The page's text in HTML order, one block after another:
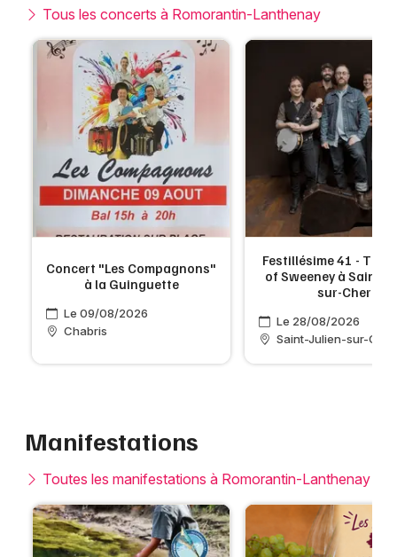
Tous les concerts à Romorantin-Lanthenay
Concert "Les Compagnons"
à la Guinguette
Le 09/08/2026
Chabris
Festillésime 41 - The
of Sweeney à Saint-
sur-Cher
Le 28/08/2026
Saint-Julien-sur-Cher
Manifestations
Toutes les manifestations à Romorantin-Lanthenay